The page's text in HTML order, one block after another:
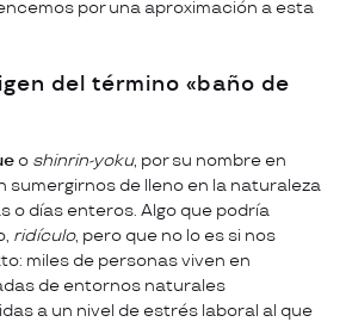
por una aproximación a esta
del término «baño de
o shinrin-yoku, por su nombre en
sumergirnos de lleno en la naturaleza
o días enteros. Algo que podría
ridículo, pero que no lo es si nos
miles de personas viven en
de entornos naturales
a un nivel de estrés laboral al que